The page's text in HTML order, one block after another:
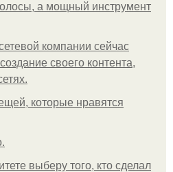
а мощный инструмент
компании сейчас
своего контента,
которые нравятся
выберу того, кто сделал